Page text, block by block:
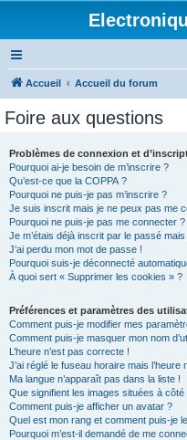
Accueil Accueil du forum
Foire aux questions
Problèmes de connexion et
Pourquoi ai-je besoin de m’inscrire ?
Qu’est-ce que la COPPA ?
Pourquoi ne puis-je pas m’inscrire ?
Je suis inscrit mais je ne peux pas me
Pourquoi ne puis-je pas me connecter ?
Je m’étais déjà inscrit par le passé
J’ai perdu mon mot de passe !
Pourquoi suis-je déconnecté
À quoi sert « Supprimer les cookies » ?
Préférences et paramètres des
Comment puis-je modifier mes
Comment puis-je masquer mon nom
L’heure n’est pas correcte !
J’ai réglé le fuseau horaire mais
Ma langue n’apparaît pas dans la liste !
Que signifient les images situées à côté
Comment puis-je afficher un avatar ?
Quel est mon rang et comment puis-je
Pourquoi m’est-il demandé de me